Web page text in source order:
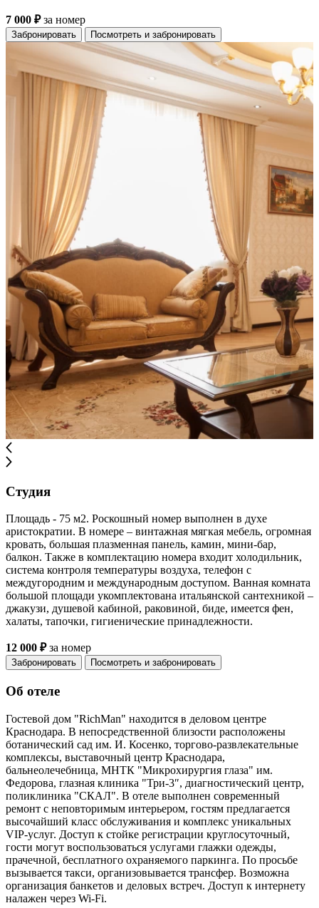
7 000 ₽за номер
Забронировать Посмотреть и забронировать
Студия
Площадь - 75 м2. Роскошный номер выполнен в духе
аристократии. В номере – винтажная мягкая мебель, огромная
кровать, большая плазменная панель, камин, мини-бар,
балкон. Также в комплектацию номера входит холодильник,
система контроля температуры воздуха, телефон с
междугородним и международным доступом. Ванная комната
большой площади укомплектована итальянской сантехникой –
джакузи, душевой кабиной, раковиной, биде, имеется фен,
халаты, тапочки, гигиенические принадлежности.
12 000 ₽за номер
Забронировать Посмотреть и забронировать
Об отеле
Гостевой дом "RichMan" находится в деловом центре
Краснодара. В непосредственной близости расположены
ботанический сад им. И. Косенко, торгово-развлекательные
комплексы, выставочный центр Краснодара,
бальнеолечебница, МНТК "Микрохирургия глаза" им.
Федорова, глазная клиника "Три-3″, диагностический центр,
поликлиника "СКАЛ". В отеле выполнен современный
ремонт с неповторимым интерьером, гостям предлагается
высочайший класс обслуживания и комплекс уникальных
VIP-услуг. Доступ к стойке регистрации круглосуточный,
гости могут воспользоваться услугами глажки одежды,
прачечной, бесплатного охраняемого паркинга. По просьбе
вызывается такси, организовывается трансфер. Возможна
организация банкетов и деловых встреч. Доступ к интернету
налажен через Wi-Fi.